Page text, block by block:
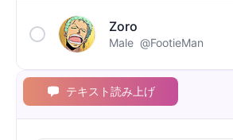
Zoro
Male @FootieMan
テキスト読み上げ